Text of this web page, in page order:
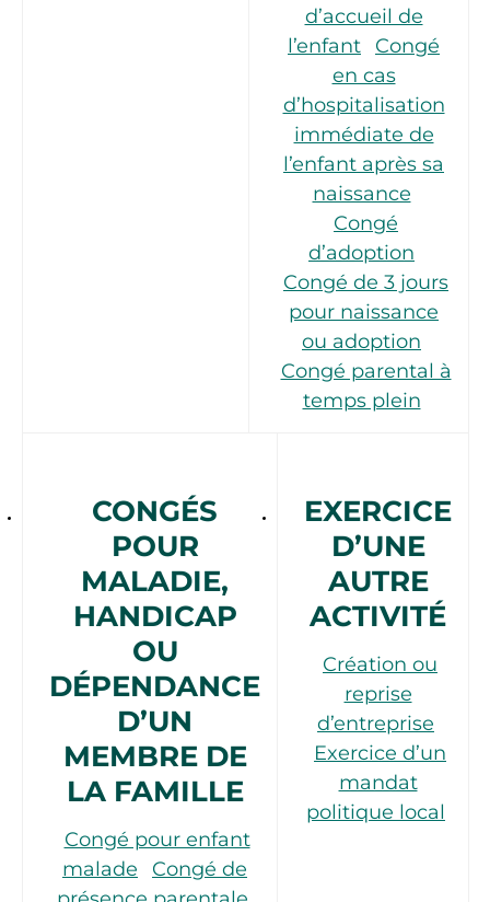
d’accueil de
l’enfant
Congé
en cas
d’hospitalisation
immédiate de
l’enfant après sa
naissance
Congé
d’adoption
Congé de 3 jours
pour naissance
ou adoption
Congé parental à
temps plein
CONGÉS
POUR
MALADIE,
HANDICAP
OU
DÉPENDANCE
D’UN
MEMBRE DE
LA FAMILLE
Congé pour enfant
malade
Congé de
EXERCICE
D’UNE
AUTRE
ACTIVITÉ
Création ou
reprise
d’entreprise
Exercice d’un
mandat
politique local